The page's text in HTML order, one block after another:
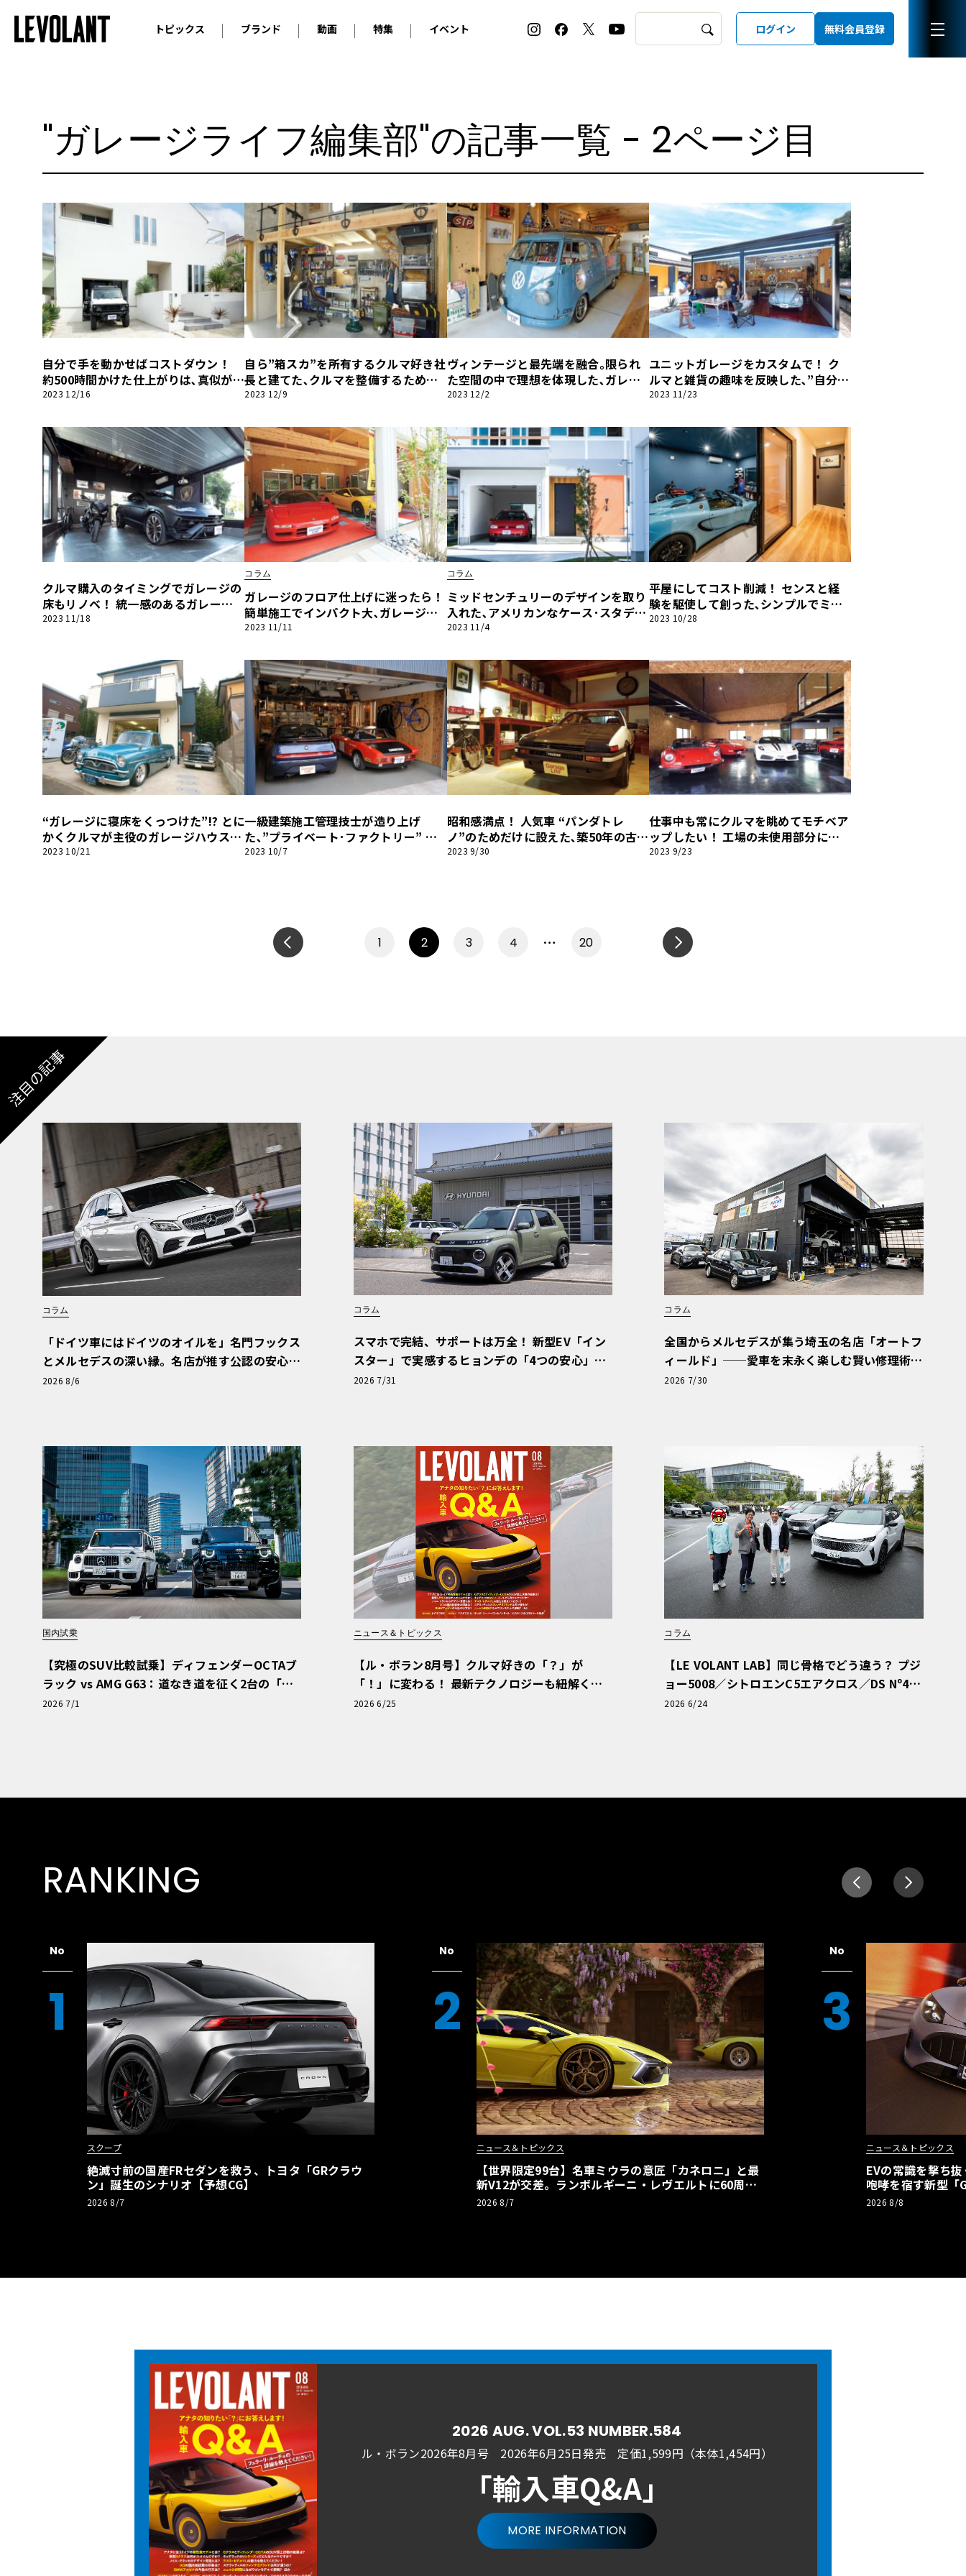
トピックス
コラム
ブランド
アルピーヌ
シトロエン
DSオートモビル
プジョー
ルノー
アバルト
ベントレー
ケータハム
ジャガー
ランドローバー
ロータス
マクラーレン
MINI
モーガン
ロールス・ロイス
ボルボ
キャデラック
シボレー
ジープ
テスラ
ヒョンデ
BYD
その他
ホンダ
スバル
マツダ
三菱
ダイハツ
スズキ
光岡
その他
動画 特集
ホイールカタログ2025-2026冬
ホイールカタログ
イベント
EV:LIFE FUTAKO TAMAGAWA 2026
EV:LIFE KOBE 2025
ログイン 無料会員登録
"ガレージライフ編集部"の記事一覧 - 2ページ目
自分で手を動かせばコストダウン！
約500時間かけた仕上がりは､真似がで
きない脱帽のクオリティ｡【ガレージ
2023 12/16
自ら”箱スカ”を所有するクルマ好き社
長と建てた､クルマを整備するための
新築｢ガレージがある家｣｡【ガレージ
2023 12/9
ヴィンテージと最先端を融合｡限られ
た空間の中で理想を体現した､ガレー
ジハウス｡【ガレージライフ】
2023 12/2
ユニットガレージをカスタムで！ ク
ルマと雑貨の趣味を反映した､”自分
色”のガレージ｡【ガレージライフ】
2023 11/23
クルマ購入のタイミングでガレージの
床もリノベ！ 統一感のあるガレージ
に｡【ガレージライフ】
2023 11/18
コラム
ガレージのフロア仕上げに迷ったら！
簡単施工でインパクト大､ガレージフ
ロアの新定番｢テックタイル｣に挑戦
2023 11/11
コラム
ミッドセンチュリーのデザインを取り
入れた､アメリカンなケース･スタデ
ィ･ハウス｡【ガレージライフ】
2023 11/4
平屋にしてコスト削減！ センスと経
験を駆使して創った､シンプルでミニ
マムなガレージハウス｡【ガレージラ
2023 10/28
“ガレージに寝床をくっつけた”!? とに
かくクルマが主役のガレージハウス｡
【ガレージライフ】
2023 10/21
一級建築施工管理技士が造り上げ
た､”プライベート･ファクトリー” ガ
レージ｡【ガレージライフ】
2023 10/7
昭和感満点！ 人気車 “パンダトレ
ノ”のためだけに設えた､築50年の古風
なガレージ｡【ガレージライフ】
2023 9/30
仕事中も常にクルマを眺めてモチベア
ップしたい！ 工場の未使用部分に構
築した､ギャラリーのようなガレージ｡
2023 9/23
1 2 3 4 … 20
注目の記事
コラム
「ドイツ車にはドイツのオイルを」名門フックス
とメルセデスの深い縁。名店が推す公認の安心
と、Cクラスで味わうシルキーな走り〈PR〉
2026 8/6
コラム
スマホで完結、サポートは万全！ 新型EV「イン
スター」で実感するヒョンデの「4つの安心」
【第1回・ヒョンデ6つの疑問：Why? Hyunda
2026 7/31
コラム
全国からメルセデスが集う埼玉の名店「オートフ
ィールド」──愛車を末永く楽しむ賢い修理術
と、プロがフックス製オイルを選ぶ理由〈PR〉
2026 7/30
国内試乗
【究極のSUV比較試乗】ディフェンダーOCTAブ
ラック vs AMG G63：道なき道を征く2台の「対
極的アプローチ」
2026 7/1
ニュース＆トピックス
【ル・ボラン8月号】クルマ好きの「？」が
「！」に変わる！ 最新テクノロジーも紐解く
「輸入車Q&A」
2026 6/25
コラム
【LE VOLANT LAB】同じ骨格でどう違う？ プジ
ョー5008／シトロエンC5エアクロス／DS Nº4
読者一気乗りレポート
2026 6/24
RANKING
No
1
スクープ
絶滅寸前の国産FRセダンを救う、トヨタ「GRクラウ
ン」誕生のシナリオ【予想CG】
2026 8/7
No
2
ニュース＆トピックス
【世界限定99台】名車ミウラの意匠「カネロニ」と最
新V12が交差。ランボルギーニ・レヴエルトに60周年
記念車が登場
2026 8/7
No
3
ニュース＆トピックス
EVの常識を撃ち
咆哮を宿す新型「
2026 8/8
2026 AUG. VOL.53 NUMBER.584
ル・ボラン2026年8月号 2026年6月25日発売 定価1,599円（本体1,454円）
「輸入車Q&A」
MORE INFORMATION